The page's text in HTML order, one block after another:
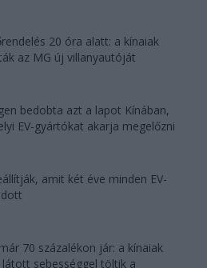
20 óra alatt: a kínaiak
az MG új villanyautóját
bedobta azt a lapot Kínában,
EV-gyártókat akarja megelőzni
amit két éve minden EV-
70 százalékon jár: a kínaiak
sebességgel töltik a